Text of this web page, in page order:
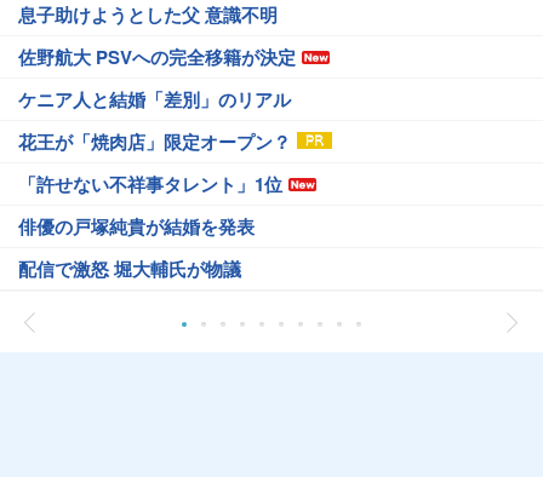
息子助けようとした父 意識不明
佐野航大 PSVへの完全移籍が決定
ケニア人と結婚「差別」のリアル
花王が「焼肉店」限定オープン？
「許せない不祥事タレント」1位
俳優の戸塚純貴が結婚を発表
配信で激怒 堀大輔氏が物議